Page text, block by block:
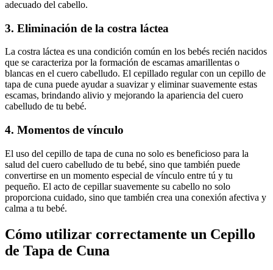
adecuado del cabello.
3. Eliminación de la costra láctea
La costra láctea es una condición común en los bebés recién nacidos
que se caracteriza por la formación de escamas amarillentas o
blancas en el cuero cabelludo. El cepillado regular con un cepillo de
tapa de cuna puede ayudar a suavizar y eliminar suavemente estas
escamas, brindando alivio y mejorando la apariencia del cuero
cabelludo de tu bebé.
4. Momentos de vínculo
El uso del cepillo de tapa de cuna no solo es beneficioso para la
salud del cuero cabelludo de tu bebé, sino que también puede
convertirse en un momento especial de vínculo entre tú y tu
pequeño. El acto de cepillar suavemente su cabello no solo
proporciona cuidado, sino que también crea una conexión afectiva y
calma a tu bebé.
Cómo utilizar correctamente un Cepillo
de Tapa de Cuna